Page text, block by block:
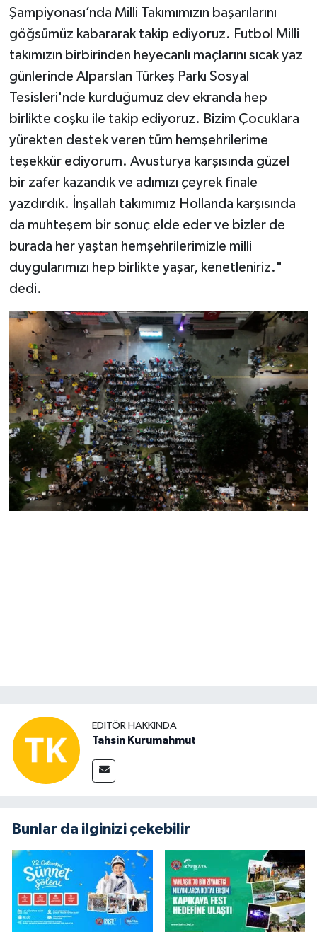
Şampiyonası’nda Milli Takımımızın başarılarını
göğsümüz kabararak takip ediyoruz. Futbol Milli
takımızın birbirinden heyecanlı maçlarını sıcak yaz
günlerinde Alparslan Türkeş Parkı Sosyal
Tesisleri'nde kurduğumuz dev ekranda hep
birlikte coşku ile takip ediyoruz. Bizim Çocuklara
yürekten destek veren tüm hemşehrilerime
teşekkür ediyorum. Avusturya karşısında güzel
bir zafer kazandık ve adımızı çeyrek finale
yazdırdık. İnşallah takımımız Hollanda karşısında
da muhteşem bir sonuç elde eder ve bizler de
burada her yaştan hemşehrilerimizle milli
duygularımızı hep birlikte yaşar, kenetleniriz."
dedi.
EDITÖR HAKKINDA
Tahsin Kurumahmut
Bunlar da ilginizi çekebilir